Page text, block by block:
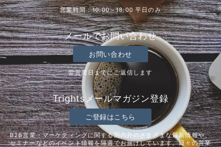
営業時間：10:00～18:00 平日のみ
メールでお問い合わせ
お問い合わせ
翌営業日までにご返信します
Trightsメールマガジン登録
ご登録はこちら
B2B営業・マーケティングに関する国内外のさまざまな最新情報や、
セミナーなどのイベント情報を隔週でお届けしています。日々の営業